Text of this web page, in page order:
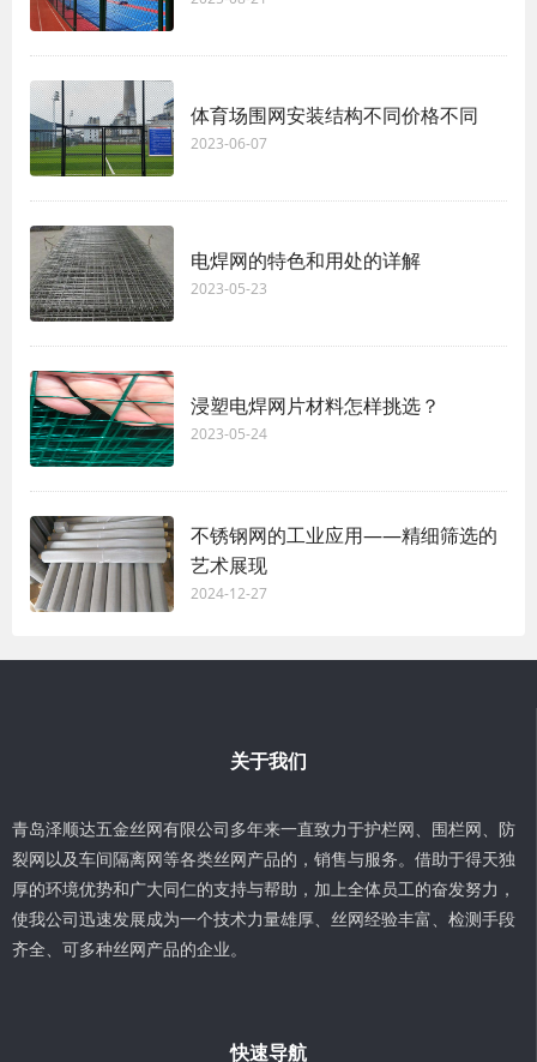
体育场围网安装结构不同价格不同
2023-06-07
电焊网的特色和用处的详解
2023-05-23
浸塑电焊网片材料怎样挑选？
2023-05-24
不锈钢网的工业应用——精细筛选的
艺术展现
2024-12-27
关于我们
青岛泽顺达五金丝网有限公司多年来一直致力于护栏网、围栏网、防
裂网以及车间隔离网等各类丝网产品的，销售与服务。借助于得天独
厚的环境优势和广大同仁的支持与帮助，加上全体员工的奋发努力，
使我公司迅速发展成为一个技术力量雄厚、丝网经验丰富、检测手段
齐全、可多种丝网产品的企业。
快速导航